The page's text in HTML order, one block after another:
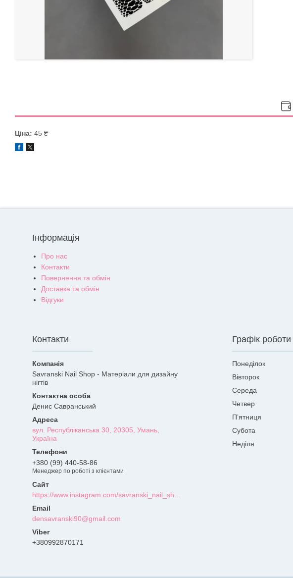
Ціна: 45 ₴
Інформація
Про нас
Контакти
Повернення та обмін
Доставка та обмін
Відгуки
Контакти
Savranski Nail Shop - Матеріали для дизайну
нігтів
Денис Савранський
вул. Республіканська 30, 20305, Умань,
Україна
+380 (99) 440-58-86
Менеджер по роботі з клієнтами
densavranski90@gmail.com
+380992870171
Графік роботи
Понеділок
Вівторок
Середа
Четвер
Пʼятниця
Субота
Неділя